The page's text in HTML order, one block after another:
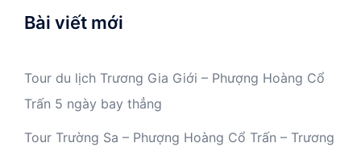
Bài viết mới
Tour du lịch Trương Gia Giới – Phượng Hoàng Cổ
Trấn 5 ngày bay thẳng
Tour Trường Sa – Phượng Hoàng Cổ Trấn – Trương